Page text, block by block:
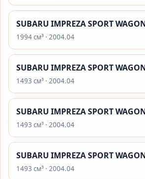
SUBARU IMPREZA SPORT
1994 см³ · 2004.04
SUBARU IMPREZA SPORT
1493 см³ · 2004.04
SUBARU IMPREZA SPORT
1493 см³ · 2004.04
SUBARU IMPREZA SPORT
1493 см³ · 2004.04